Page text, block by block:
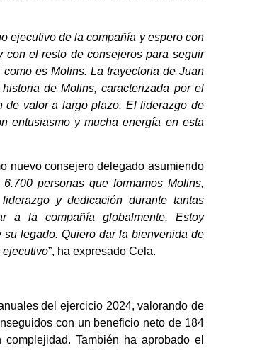
ejecutivo de la compañía y espero con
con el resto de consejeros para seguir
es Molins. La trayectoria de Juan
de Molins, caracterizada por el
de valor a largo plazo. El liderazgo de
entusiasmo y mucha energía en esta
nuevo consejero delegado asumiendo
personas que formamos Molins,
y dedicación durante tantas
a la compañía globalmente. Estoy
legado. Quiero dar la bienvenida de
ejecutivo”, ha expresado Cela.
del ejercicio 2024, valorando de
con un beneficio neto de 184
También ha aprobado el